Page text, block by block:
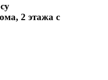
2 этажа с